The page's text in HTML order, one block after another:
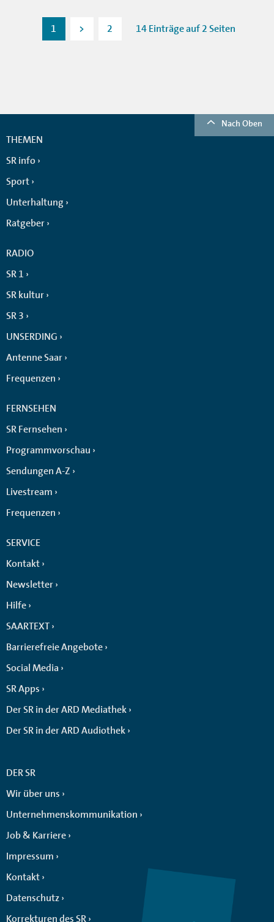
1 > 2 14 Einträge auf 2 Seiten
Nach Oben
THEMEN
SR info
Sport
Unterhaltung
Ratgeber
RADIO
SR 1
SR kultur
SR 3
UNSERDING
Antenne Saar
Frequenzen
FERNSEHEN
SR Fernsehen
Programmvorschau
Sendungen A-Z
Livestream
Frequenzen
SERVICE
Kontakt
Newsletter
Hilfe
SAARTEXT
Barrierefreie Angebote
Social Media
SR Apps
Der SR in der ARD Mediathek
Der SR in der ARD Audiothek
DER SR
Wir über uns
Unternehmenskommunikation
Job & Karriere
Impressum
Kontakt
Datenschutz
Korrekturen des SR